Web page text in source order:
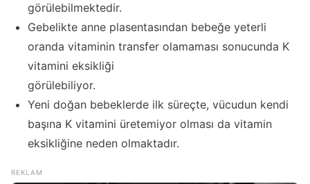
görülebilmektedir.
Gebelikte anne plasentasından bebeğe yeterli
oranda vitaminin transfer olamaması sonucunda K
vitamini eksikliği
görülebiliyor.
Yeni doğan bebeklerde ilk süreçte, vücudun kendi
başına K vitamini üretemiyor olması da vitamin
eksikliğine neden olmaktadır.